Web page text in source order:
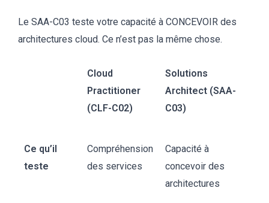
Le SAA-C03 teste votre capacité à CONCEVOIR des
architectures cloud. Ce n’est pas la même chose.
Cloud
Practitioner
(CLF-C02)
Solutions
Architect (SAA-
C03)
Ce qu’il
teste
Compréhension
des services
Capacité à
concevoir des
architectures